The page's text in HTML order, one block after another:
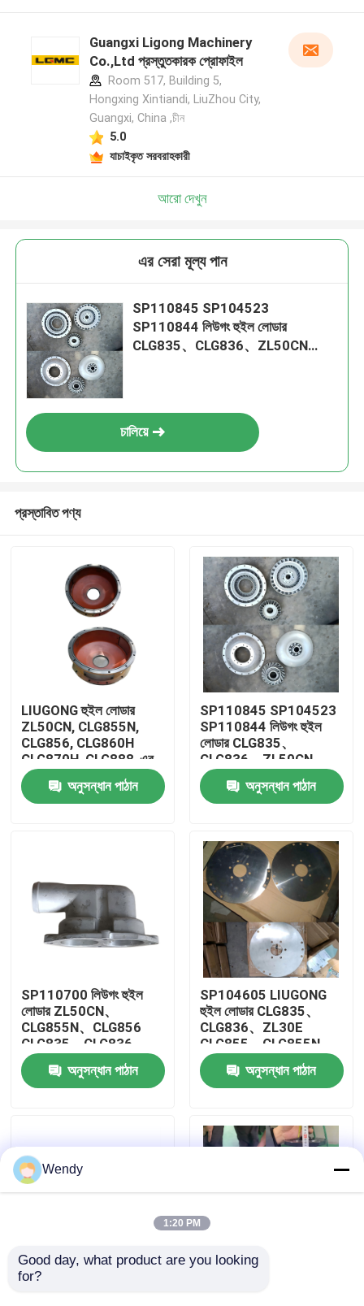
পণ্য
ভিডিও
আমাদের সম্পর্কে
কারখানা ভ্রমণ
মান নিয়ন্ত্রণ
যোগাযোগ করুন
খবর
Guangxi Ligong Machinery
Co.,Ltd প্রস্তুতকারক প্রোফাইল
Room 517, Building 5,
Hongxing Xintiandi, LiuZhou City,
Guangxi, China ,চীন
5.0
যাচাইকৃত সরবরাহকারী
আরো দেখুন
এর সেরা মূল্য পান
SP110845 SP104523
SP110844 লিউগং হুইল লোডার
CLG835、CLG836、ZL50CN
চালিয়ে
প্রস্তাবিত পণ্য
LIUGONG হুইল লোডার
ZL50CN, CLG855N,
CLG856, CLG860H
CLG870H, CLG888-এর
জন্য SP110851 মধ্যম
লিঙ্ক
অনুসন্ধান পাঠান
SP110845 SP104523
SP110844 লিউগং হুইল
লোডার CLG835、
CLG836、ZL50CN
ZL30E CLG888、
CLG890 এর জন্য টারবাইন
গ্রুপ
অনুসন্ধান পাঠান
SP110700 লিউগং হুইল
লোডার ZL50CN、
CLG855N、CLG856
CLG835、CLG836
এক্সক্যাভেটর CLG920E、
CLG925E এর জন্য
থার্মোস্ট্যাট
অনুসন্ধান পাঠান
SP104605 LIUGONG
হুইল লোডার CLG835、
CLG836、ZL30E
CLG855、CLG855N
CLG888、CLG890 এর
জন্য স্প্রিং প্লেটঅনুসন্ধান পাঠান
52C0183 লিউগং হুইল
Wendy
1:20 PM
Good day, what product are you looking
for?